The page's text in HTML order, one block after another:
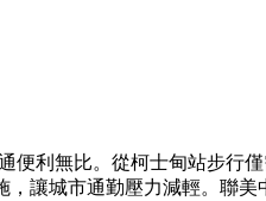
利無比。從柯士甸站步行
讓城市通勤壓力減輕。聯